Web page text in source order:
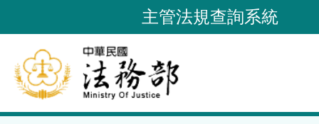
到
要
內
容
主管法規查詢系統